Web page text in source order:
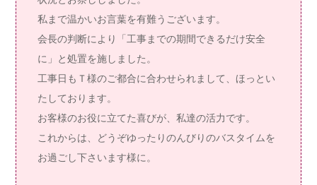
私まで温かいお言葉を有難うございます。
会長の判断により「工事までの期間できるだけ安全
に」と処置を施しました。
工事日もＴ様のご都合に合わせられまして、ほっとい
たしております。
お客様のお役に立てた喜びが、私達の活力です。
これからは、どうぞゆったりのんびりのバスタイムを
お過ごし下さいます様に。